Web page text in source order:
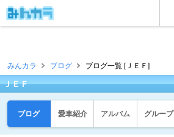
みんカラ ブログ ブログ一覧 [ＪＥＦ]
ＪＥＦ
ブログ 愛車紹介 アルバム グループ